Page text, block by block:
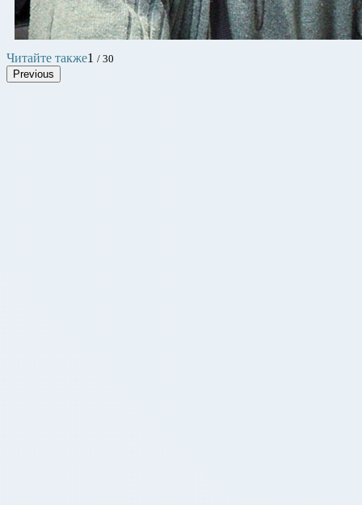
Читайте также1 / 30
Previous